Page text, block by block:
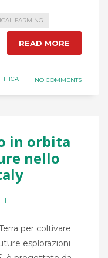
FARMING
READ MORE
NO COMMENTS
in orbita
nello
per coltivare
esplorazioni